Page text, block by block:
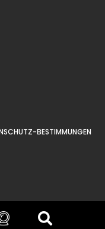
BESTIMMUNGEN